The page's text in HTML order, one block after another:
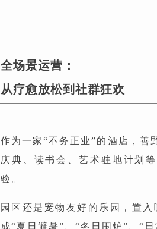
全场景运营：
从疗愈放松到社群狂欢
作为一家“不务正业”的酒店，善
庆典、读书会、艺术驻地计划
验。
园区还是宠物友好的乐园，置
成“夏日避暑”、“冬日围炉”、“